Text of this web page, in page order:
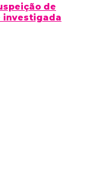
de
investigada